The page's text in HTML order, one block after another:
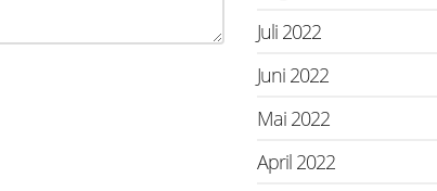
Juli 2022
Juni 2022
Mai 2022
April 2022